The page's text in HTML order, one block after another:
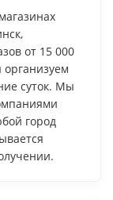
от 15 000
организуем
суток. Мы
город